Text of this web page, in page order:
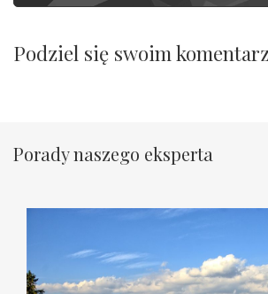
Podziel się swoim
Porady naszego eksperta